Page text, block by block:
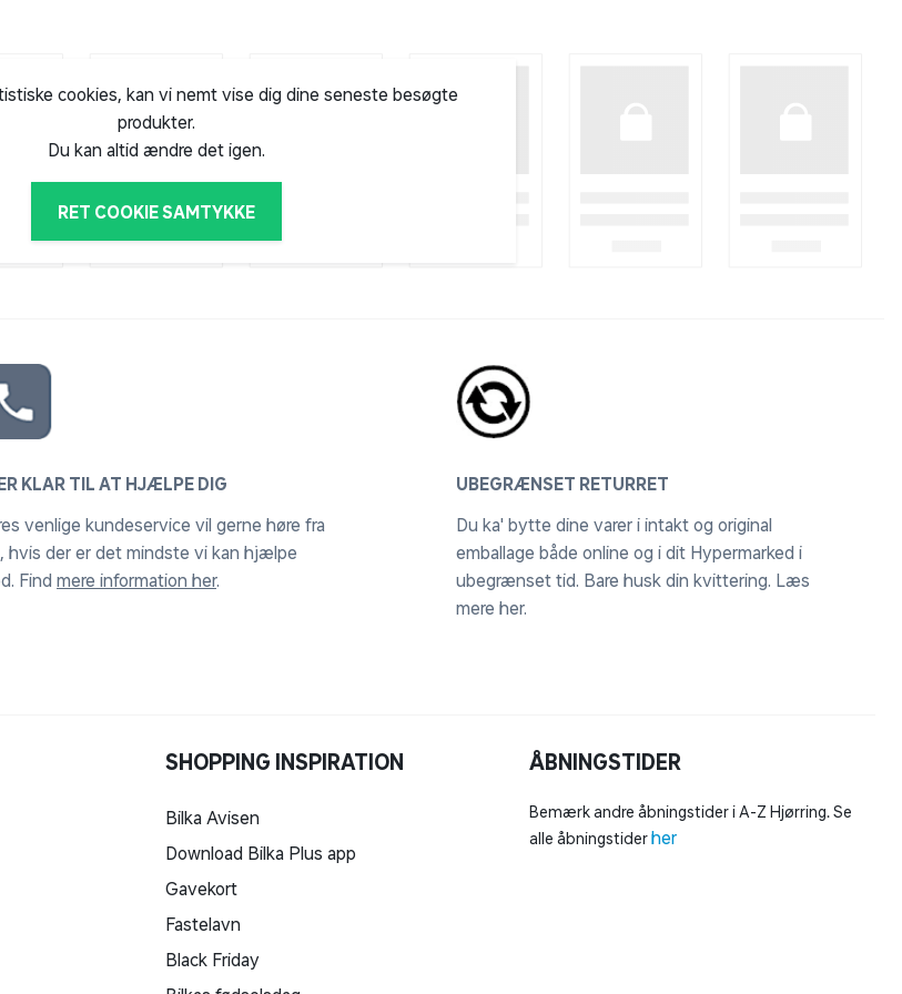
før brug.
cookies, kan vi nemt vise dig dine seneste besøgte
produkter.
Du kan altid ændre det igen.
RET COOKIE SAMTYKKE
KLAR TIL AT HJÆLPE DIG
venlige kundeservice vil gerne høre fra
hvis der er det mindste vi kan hjælpe
Find mere information her.
UBEGRÆNSET RETURRET
Du ka' bytte dine varer i intakt og original
emballage både online og i dit Hypermarked i
ubegrænset tid. Bare husk din kvittering. Læs
mere her.
SHOPPING INSPIRATION
Bilka Avisen
Download Bilka Plus app
Gavekort
Fastelavn
Black Friday
ÅBNINGSTIDER
Bemærk andre åbningstider i A-Z Hjørring. Se
alle åbningstiderher